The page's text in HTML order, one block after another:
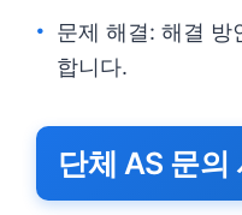
문제 해결: 해결 방
합니다.
단체 AS 문의